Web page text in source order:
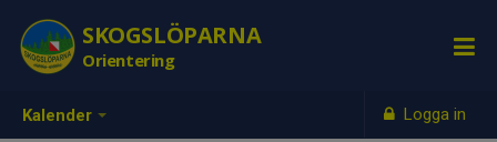
Kalender Logga in
SKOGSLÖPARNA
Orientering